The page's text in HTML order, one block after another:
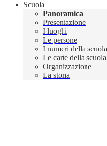
Scuola
Panoramica
Presentazione
I luoghi
Le persone
I numeri della scuola
Le carte della scuola
Organizzazione
La storia